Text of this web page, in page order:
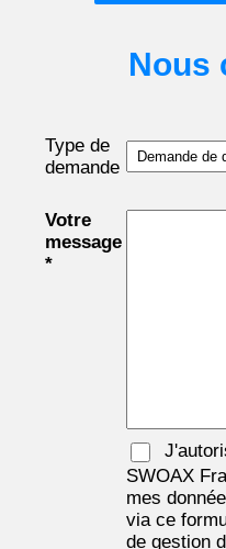
Nous
Type de
demande
Votre
message
*
SWOAX
mes
via ce
de gestion